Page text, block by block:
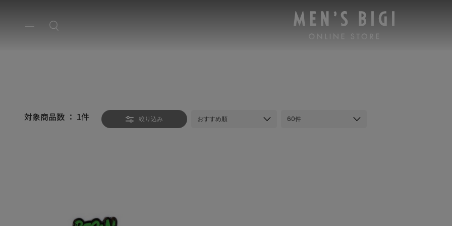
対象商品数 ： 1件 絞り込み おすすめ順 60件